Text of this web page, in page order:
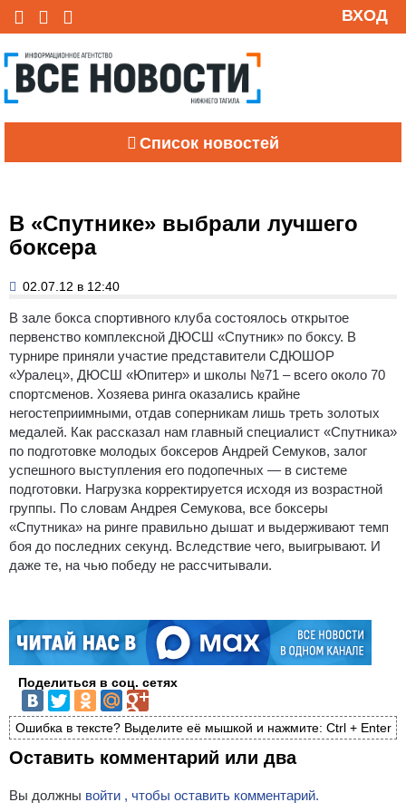
ВХОД
Список новостей
В «Спутнике» выбрали лучшего
боксера
02.07.12 в 12:40
В зале бокса спортивного клуба состоялось открытое
первенство комплексной ДЮСШ «Спутник» по боксу. В
турнире приняли участие представители СДЮШОР
«Уралец», ДЮСШ «Юпитер» и школы №71 – всего около 70
спортсменов. Хозяева ринга оказались крайне
негостеприимными, отдав соперникам лишь треть золотых
медалей. Как рассказал нам главный специалист «Спутника»
по подготовке молодых боксеров Андрей Семуков, залог
успешного выступления его подопечных — в системе
подготовки. Нагрузка корректируется исходя из возрастной
группы. По словам Андрея Семукова, все боксеры
«Спутника» на ринге правильно дышат и выдерживают темп
боя до последних секунд. Вследствие чего, выигрывают. И
даже те, на чью победу не рассчитывали.
Поделиться в соц. сетях
Ошибка в тексте? Выделите её мышкой и нажмите: Ctrl + Enter
Оставить комментарий или два
Вы должны войти , чтобы оставить комментарий.